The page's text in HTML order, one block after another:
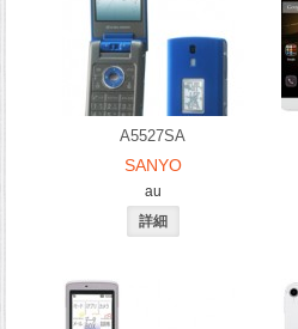
A5527SA
SANYO
au